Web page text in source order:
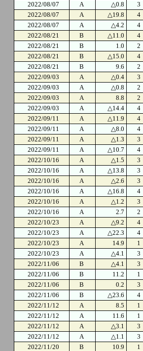
2022/08/07
A △0.8 3
2022/08/07
A △19.8 4
2022/08/07
A △4.2 4
2022/08/21
B △11.0 4
2022/08/21
B 1.0 2
2022/08/21
B △15.0 4
2022/08/21
B 9.6 2
2022/09/03
A △0.4 3
2022/09/03
A △0.8 2
2022/09/03
A 8.8 2
2022/09/03
A △14.4 4
2022/09/11
A △11.9 4
2022/09/11
A △8.0 4
2022/09/11
A △1.3 3
2022/09/11
A △10.7 4
2022/10/16
A △1.5 3
2022/10/16
A △13.8 3
2022/10/16
A △2.6 3
2022/10/16
A △16.8 4
2022/10/16
A △1.2 3
2022/10/16
A 2.7 2
2022/10/23
A △9.2 4
2022/10/23
A △22.3 4
2022/10/23
A 14.9 1
2022/10/23
A △4.1 3
2022/11/06
B △4.1 3
2022/11/06
B 11.2 1
2022/11/06
B 0.2 3
2022/11/06
B △23.6 4
2022/11/12
A 8.5 1
2022/11/12
A 11.6 1
2022/11/12
A △3.1 3
2022/11/12
A △1.1 3
2022/11/20
B 10.9 1